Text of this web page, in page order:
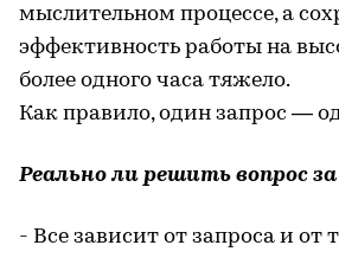
мыслительном процессе, а
эффективность работы на
более одного часа тяжело.
Как правило, один запрос —
Реально ли решить вопрос за
- Все зависит от запроса и от